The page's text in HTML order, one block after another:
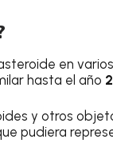
en varios
hasta el año
y otros
pudiera